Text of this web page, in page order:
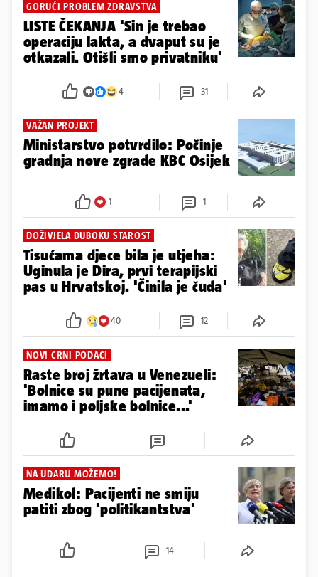
GORUĆI PROBLEM ZDRAVSTVA
LISTE ČEKANJA 'Sin je trebao
operaciju lakta, a dvaput su je
otkazali. Otišli smo privatniku'
4 31
VAŽAN PROJEKT
Ministarstvo potvrdilo: Počinje
gradnja nove zgrade KBC Osijek
1 1
DOŽIVJELA DUBOKU STAROST
Tisućama djece bila je utjeha:
Uginula je Dira, prvi terapijski
pas u Hrvatskoj. 'Činila je čuda'
40 12
NOVI CRNI PODACI
Raste broj žrtava u Venezueli:
'Bolnice su pune pacijenata,
imamo i poljske bolnice...'
NA UDARU MOŽEMO!
Medikol: Pacijenti ne smiju
patiti zbog 'politikantstva'
14